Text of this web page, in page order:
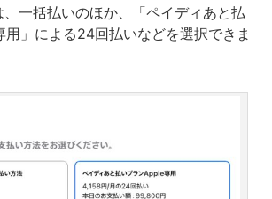
一括払いのほか、「ペイディあと払
」による24回払いなどを選択できま